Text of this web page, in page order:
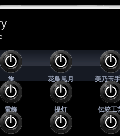
旅 花鳥風月 美乃玉
電飾 提灯 伝統工